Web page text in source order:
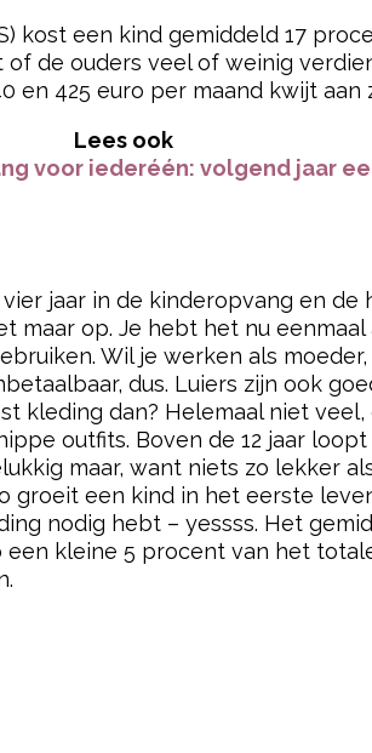
kost een kind gemiddeld 17
de ouders veel of weinig
en 425 euro per maand kwijt aan
Lees ook
voor iederéén: volgend jaar
jaar in de kinderopvang en
maar op. Je hebt het nu
Wil je werken als
dus. Luiers zijn ook
kleding dan? Helemaal niet
outfits. Boven de 12 jaar
maar, want niets zo lekker
een kind in het eerste
nodig hebt – yessss. Het
kleine 5 procent van het